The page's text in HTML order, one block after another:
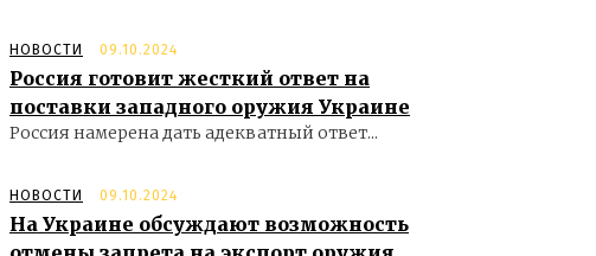
НОВОСТИ 09.10.2024
Россия готовит жесткий ответ на
поставки западного оружия Украине
Россия намерена дать адекватный ответ...
НОВОСТИ 09.10.2024
На Украине обсуждают возможность